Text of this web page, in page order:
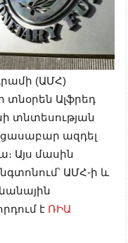
(ԱՄՀ)
Ալֆրեդ
տնտեսության
ազդել
Այս մասին
ԱՄՀ-ի և
է ՌԻԱ